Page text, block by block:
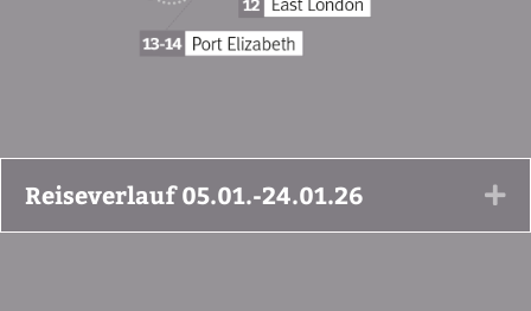
Reiseverlauf 05.01.-24.01.26